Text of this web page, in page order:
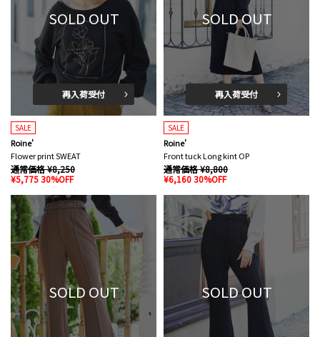
SOLD OUT
再入荷受付
SALE
Roine'
Flower print SWEAT
通常価格 ¥8,250
¥5,775 30%OFF
SOLD OUT
再入荷受付
SALE
Roine'
Front tuck Long kint OP
通常価格 ¥8,800
¥6,160 30%OFF
SOLD OUT SOLD OUT